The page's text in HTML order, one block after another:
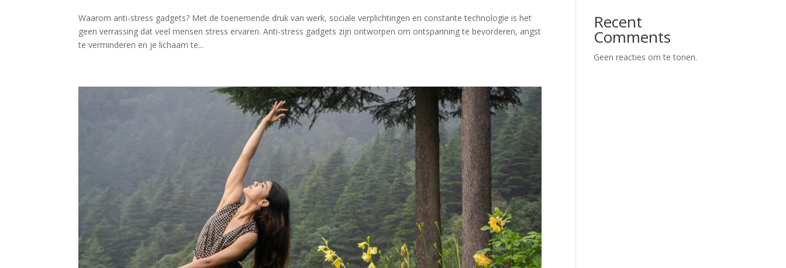
Waarom anti-stress gadgets? Met de toenemende druk van werk, sociale verplichtingen en constante technologie is het
geen verrassing dat veel mensen stress ervaren. Anti-stress gadgets zijn ontworpen om ontspanning te bevorderen, angst
te verminderen en je lichaam te...
Recent
Comments
Geen reacties om te tonen.